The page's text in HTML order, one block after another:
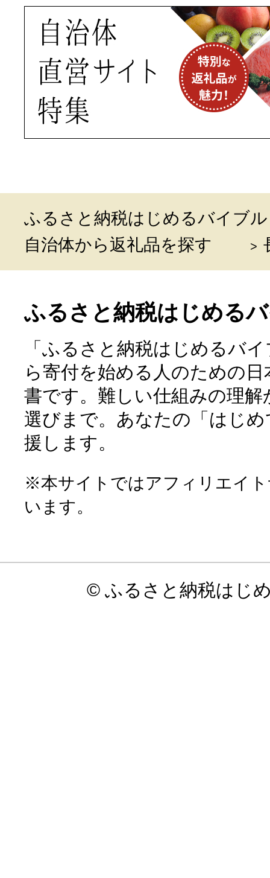
ふるさと納税はじめるバイブル
自治体から返礼品を探す
ふるさと納税はじめる
「ふるさと納税はじめるバ
ら寄付を始める人のための
書です。難しい仕組みの理
選びまで。あなたの「はじ
援します。
※本サイトではアフィリエイ
います。
© ふるさと納税はじ